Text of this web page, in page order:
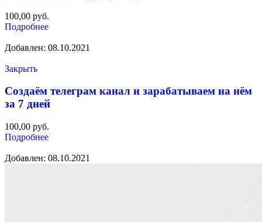
100,00 руб.
Подробнее
Добавлен: 08.10.2021
Закрыть
Создаём телеграм канал и зарабатываем на нём
за 7 дней
100,00 руб.
Подробнее
Добавлен: 08.10.2021